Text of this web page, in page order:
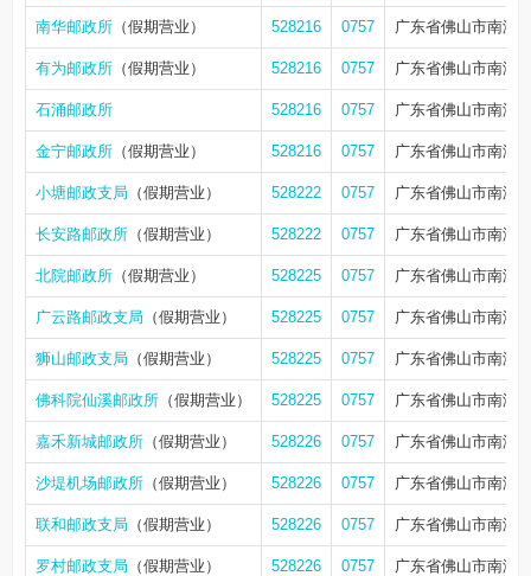
南华邮政所 （假期营业） 528216 0757 广东省佛山市南海
有为邮政所 （假期营业） 528216 0757 广东省佛山市南海
石涌邮政所 528216 0757 广东省佛山市南海
金宁邮政所 （假期营业） 528216 0757 广东省佛山市南海
小塘邮政支局 （假期营业） 528222 0757 广东省佛山市南海
长安路邮政所 （假期营业） 528222 0757 广东省佛山市南海
北院邮政所 （假期营业） 528225 0757 广东省佛山市南海
广云路邮政支局 （假期营业） 528225 0757 广东省佛山市南海
狮山邮政支局 （假期营业） 528225 0757 广东省佛山市南海
佛科院仙溪邮政所 （假期营业） 528225 0757 广东省佛山市南海
嘉禾新城邮政所 （假期营业） 528226 0757 广东省佛山市南海
沙堤机场邮政所 （假期营业） 528226 0757 广东省佛山市南海
联和邮政支局 （假期营业） 528226 0757 广东省佛山市南海
罗村邮政支局 （假期营业） 528226 0757 广东省佛山市南海